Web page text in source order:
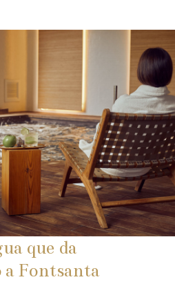
que da
a Fontsanta